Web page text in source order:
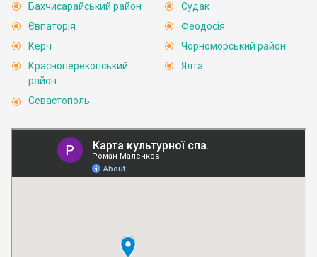
Бахчисарайський район
Євпаторія
Керч
Красноперекопський
район
Севастополь
Судак
Феодосія
Чорноморський район
Ялта